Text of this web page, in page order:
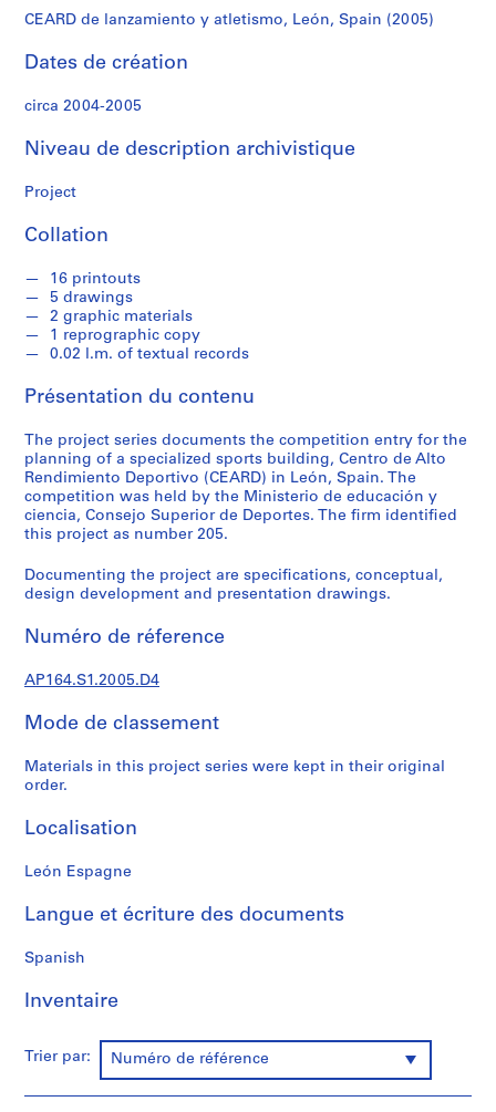
r
s
é
i
(
s
)
A
r
c
h
t
e
c
t
u
r
a
p
o
e
t
,
9
3
2
0
AP164.S1
P
CEARD de lanzamiento y atletismo, León, Spain (2005)
Dates de création
circa 2004-2005
Niveau de description archivistique
Project
Collation
16 printouts
5 drawings
2 graphic materials
1 reprographic copy
0.02 l.m. of textual records
Présentation du contenu
The project series documents the competition entry for the
planning of a specialized sports building, Centro de Alto
Rendimiento Deportivo (CEARD) in León, Spain. The
competition was held by the Ministerio de educación y
ciencia, Consejo Superior de Deportes. The firm identified
this project as number 205.
Documenting the project are specifications, conceptual,
design development and presentation drawings.
Numéro de réference
AP164.S1.2005.D4
Mode de classement
Materials in this project series were kept in their original
order.
Localisation
León Espagne
Langue et écriture des documents
Spanish
Inventaire
Trier par: Numéro de référence